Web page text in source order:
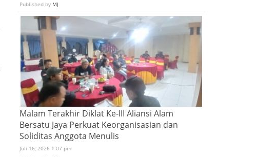
Published by MJ
Malam Terakhir Diklat Ke-III Aliansi Alam
Bersatu Jaya Perkuat Keorganisasian dan
Soliditas Anggota Menulis
Juli 16, 2026 1:07 pm